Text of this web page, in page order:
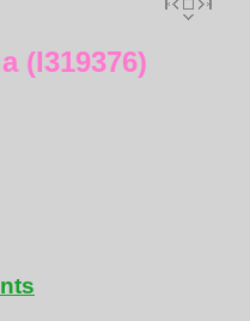
(I319376)